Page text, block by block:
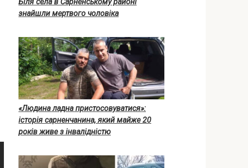
Біля села в Сарненському районі
знайшли мертвого чоловіка
«Людина ладна пристосовуватися»:
історія сарненчанина, який майже 20
років живе з інвалідністю